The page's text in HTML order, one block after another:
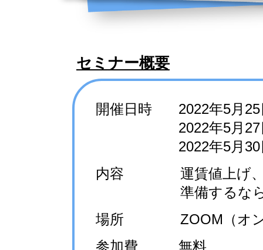
開催日時 2022年5月
2022年5月27
2022年5月30
内容 運賃値上げ、通
準備するなら今
場所 ZOOM（オン
参加費 無料
セミ ナー概要